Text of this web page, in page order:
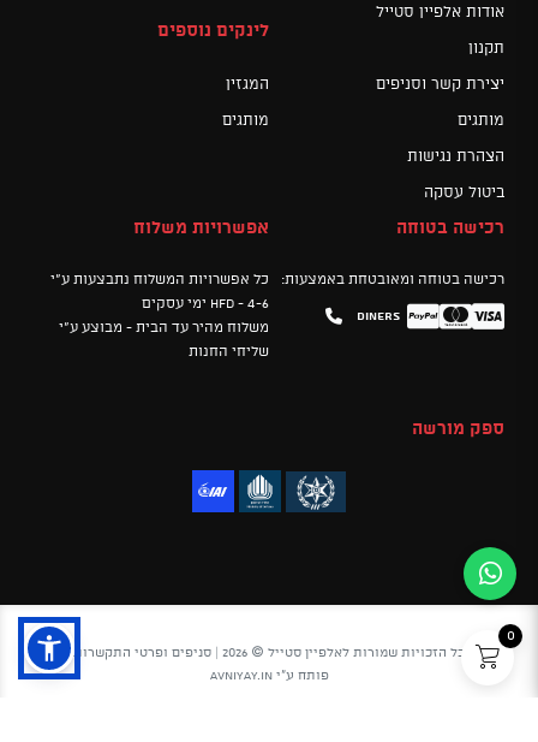
אודות אלפיין סטייל
תקנון
יצירת קשר וסניפים
מותגים
הצהרת נגישות
ביטול עסקה
לינקים נוספים
המגזין
מותגים
רכישה בטוחה
רכישה בטוחה ומאובטחת באמצעות:
Visa
Mastercard
PayPal
Diners
אפשרויות משלוח
כל אפשרויות המשלוח נתבצעות ע"י
HFD - 4-6 ימי עסקים
משלוח מהיר עד הבית - מבוצע ע"י
שליחי החנות
ספק מורשה
כל הזכויות שמורות לאלפיין סטייל © 2026 |
סניפים ופרטי התקשרות
פותח ע"יavniyay.in
0